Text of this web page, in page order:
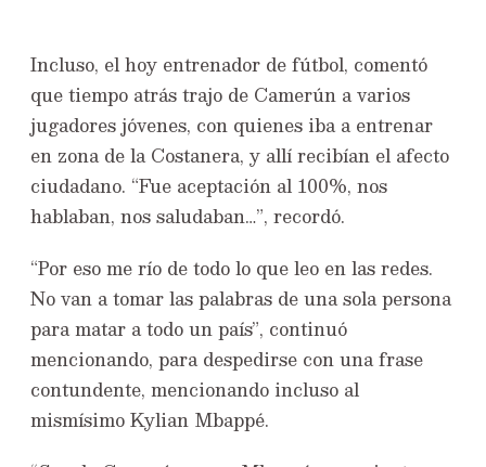
Incluso, el hoy entrenador de fútbol, comentó
que tiempo atrás trajo de Camerún a varios
jugadores jóvenes, con quienes iba a entrenar
en zona de la Costanera, y allí recibían el afecto
ciudadano. “Fue aceptación al 100%, nos
hablaban, nos saludaban…”, recordó.
“Por eso me río de todo lo que leo en las redes.
No van a tomar las palabras de una sola persona
para matar a todo un país”, continuó
mencionando, para despedirse con una frase
contundente, mencionando incluso al
mismísimo Kylian Mbappé.